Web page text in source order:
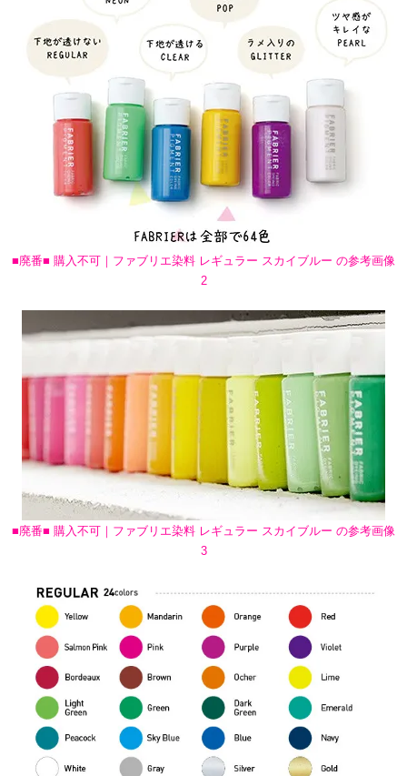
■廃番■ 購入不可｜ファブリエ染料 レギュラー スカイブルー の参考画像
2
■廃番■ 購入不可｜ファブリエ染料 レギュラー スカイブルー の参考画像
3